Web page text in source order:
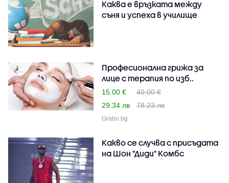
Каква е връзката между
съня и успеха в училище
Професионална грижа за
лице с терапия по изб..
15.00 €
40.00 €
29.34 лв
78.23 лв
Grabo.bg
Какво се случва с присъдата
на Шон "Диди" Комбс